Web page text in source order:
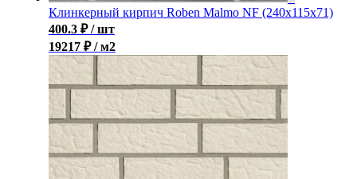
Клинкерный кирпич Roben Malmo NF (240x115x71)
400.3 ₽ / шт
19217 ₽ / м2